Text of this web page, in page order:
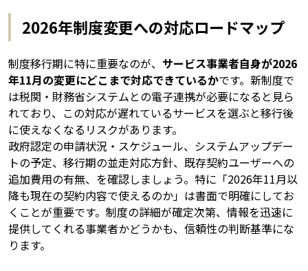
2026年制度変更への対応ロードマップ
制度移行期に特に重要なのが、 サービス事業者自身が2026
年11月の変更にどこまで対応できているかです。新制度で
は税関・財務省システムとの電子連携が必要になると見ら
れており、この対応が遅れているサービスを選ぶと移行後
に使えなくなるリスクがあります。
政府認定の申請状況・スケジュール、システムアップデー
トの予定、移行期の並走対応方針、既存契約ユーザーへの
追加費用の有無、を確認しましょう。特に「2026年11月以
降も現在の契約内容で使えるのか」は書面で明確にしてお
くことが重要です。制度の詳細が確定次第、情報を迅速に
提供してくれる事業者かどうかも、信頼性の判断基準にな
ります。